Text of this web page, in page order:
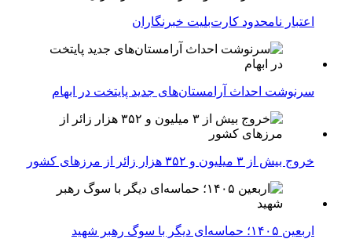
اعتبار نامحدود کارت‌بلیت خبرنگاران
سرنوشت احداث آرامستان‌های جدید پایتخت در ابهام
خروج بیش از ۳ میلیون و ۳۵۲ هزار زائر از مرزهای کشور
اربعین ۱۴۰۵؛ حماسه‌ای دیگر با سوگ رهبر شهید